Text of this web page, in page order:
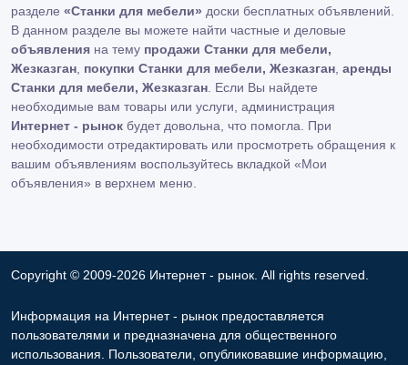
разделе «Станки для мебели» доски бесплатных объявлений.
В данном разделе вы можете найти частные и деловые
объявления на тему продажи Станки для мебели,
Жезказган покупки Станки для мебели, Жезказган аренды
Станки для мебели, Жезказган . Если Вы найдете
необходимые вам товары или услуги, администрация
Интернет - рынок будет довольна, что помогла. При
необходимости отредактировать или просмотреть обращения к
вашим объявлениям воспользуйтесь вкладкой «Мои
объявления» в верхнем меню.
Copyright © 2009-2026 Интернет - рынок. All rights reserved.
Информация на Интернет - рынок предоставляется
пользователями и предназначена для общественного
использования. Пользователи, опубликовавшие информацию,